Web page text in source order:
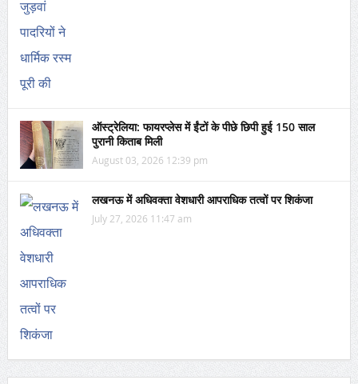
ऑस्ट्रेलिया: फायरप्लेस में ईंटों के पीछे छिपी हुई 150 साल
पुरानी किताब मिली
August 03, 2026 12:39 pm
लखनऊ में अधिवक्ता वेशधारी आपराधिक तत्वों पर शिकंजा
July 27, 2026 11:47 am